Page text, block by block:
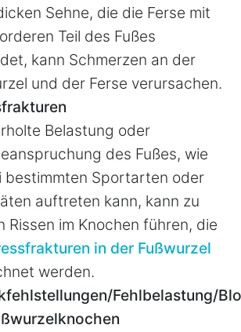
Sehne, die die Ferse mit
Teil des Fußes
kann Schmerzen an der
und der Ferse verursachen.
Belastung oder
des Fußes, wie
bestimmten Sportarten oder
auftreten kann, kann zu
Rissen im Knochen führen, die
in der Fußwurzel
werden.
Fehlbelastung/